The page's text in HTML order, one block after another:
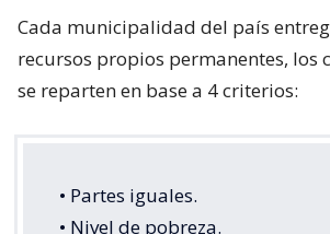
Cada municipalidad del país
recursos propios permanentes, los
se reparten en base a 4 criterios:
• Partes iguales.
• Nivel de pobreza.